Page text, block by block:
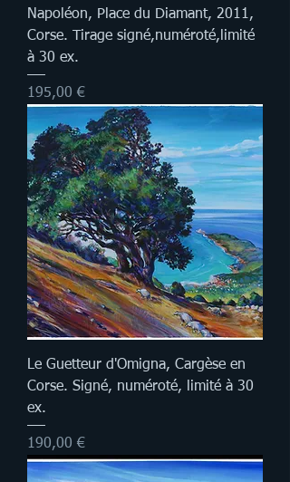
Napoléon, Place du Diamant, 2011,
Corse. Tirage signé,numéroté,limité
à 30 ex.
Prix
195,00 €
Le Guetteur d'Omigna, Cargèse en
Corse. Signé, numéroté, limité à 30
ex.
Prix
190,00 €